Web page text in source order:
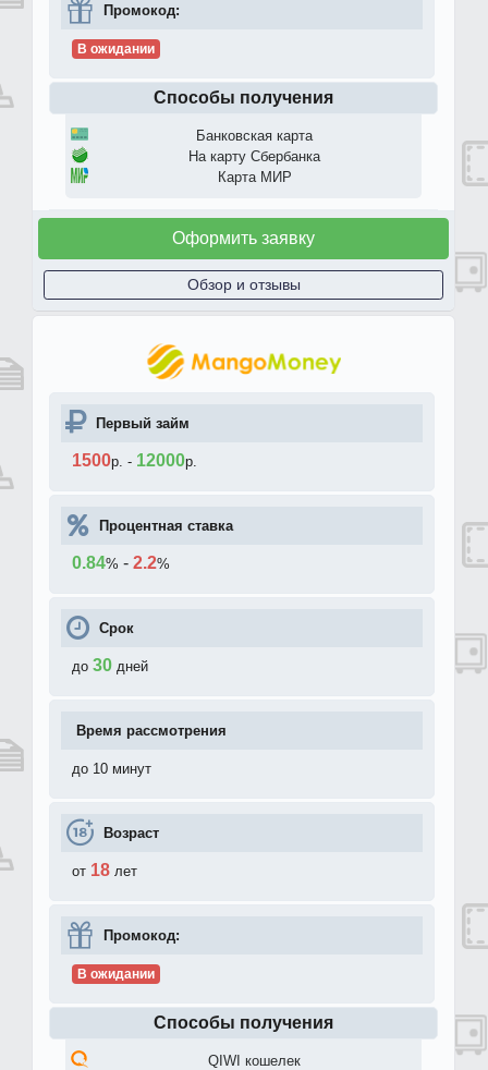
Промокод:
В ожидании
Способы получения
Банковская карта
На карту Сбербанка
Карта МИР
Оформить заявку
Обзор и отзывы
Первый займ
1500р. - 12000р.
Процентная ставка
0.84% - 2.2%
Срок
до 30 дней
Время рассмотрения
до 10 минут
Возраст
от 18 лет
Промокод:
В ожидании
Способы получения
QIWI кошелек